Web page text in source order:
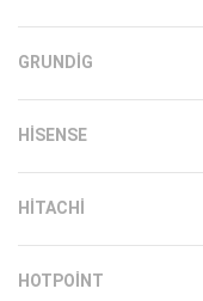
GRUNDIG
HISENSE
HITACHI
HOTPOINT